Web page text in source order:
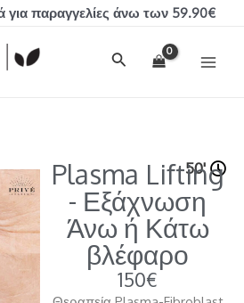
παραγγελίες άνω των 59.90€
Αναζήτηση
50'
Plasma Lifting
- Εξάχνωση
Άνω ή Κάτω
βλέφαρο
150€